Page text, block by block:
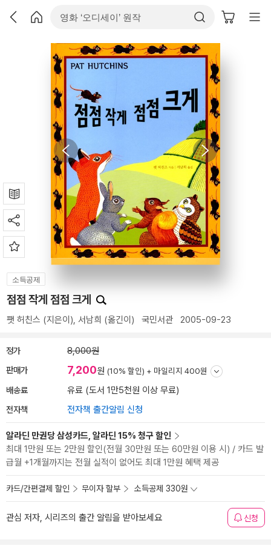
소득공제
점점 작게 점점 크게
팻 허친스 (지은이), 서남희 (옮긴이) 국민서관 2005-09-23
정가 8,000원
판매가 7,200원 (10% 할인) + 마일리지 400원
배송료 유료 (도서 1만5천원 이상 무료)
전자책 전자책 출간알림 신청
알라딘 만권당 삼성카드, 알라딘 15% 청구 할인
최대 1만원 또는 2만원 할인(전월 30만원 또는 60만원 이용 시) / 카드 발
급월 +1개월까지는 전월 실적이 없어도 최대 1만원 혜택 제공
카드/간편결제 할인 무이자 할부 소득공제 330원
관심 저자, 시리즈의 출간 알림을 받아보세요 신청